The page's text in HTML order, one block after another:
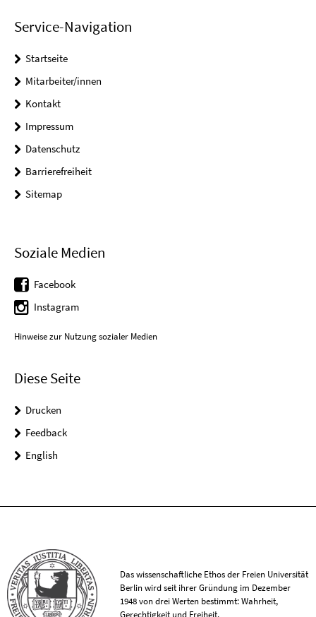
Service-Navigation
Startseite
Mitarbeiter/innen
Kontakt
Impressum
Datenschutz
Barrierefreiheit
Sitemap
Soziale Medien
Facebook
Instagram
Hinweise zur Nutzung sozialer Medien
Diese Seite
Drucken
Feedback
English
Das wissenschaftliche Ethos der Freien Universität
Berlin wird seit ihrer Gründung im Dezember
1948 von drei Werten bestimmt: Wahrheit,